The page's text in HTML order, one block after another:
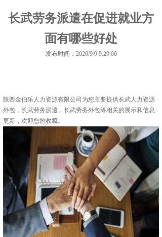
长武劳务派遣在促进就业方
面有哪些好处
发布时间：2020/9/9 9:29:00
陕西金伯乐人力资源有限公司为您主要提供长武人力资源
外包 ，长武劳务派遣，长武劳务外包等相关的展示和信息
更新，欢迎您的收藏。